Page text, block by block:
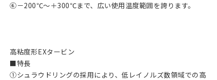
⑥－200℃～＋300℃まで、広い使用温度範囲を誇ります。
高粘度形EXタービン
■特長
①シュラウドリングの採用により、低レイノルズ数領域での高